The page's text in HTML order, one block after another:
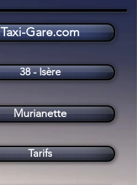
Tarifs
Taxi Murianette (38420)
Murianette
Taxi-Gare.com
38 - Isère